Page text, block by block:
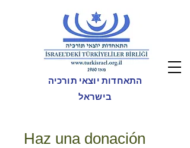
התאחדות יוצאי תורכיה
בישראל
Haz una donación